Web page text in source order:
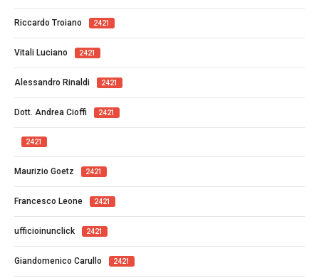
Riccardo Troiano 2421
Vitali Luciano 2421
Alessandro Rinaldi 2421
Dott. Andrea Cioffi 2421
2421
Maurizio Goetz 2421
Francesco Leone 2421
ufficioinunclick 2421
Giandomenico Carullo 2421